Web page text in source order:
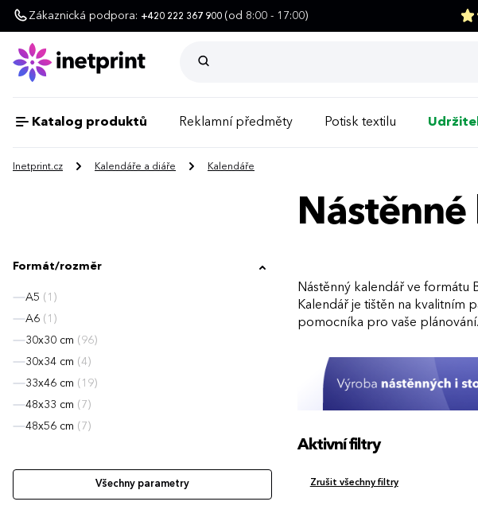
Zákaznická podpora: +420 222 367 900 (od 8:00 - 17:00)
Katalog produktů Reklamní předměty Potisk textilu
Inetprint.cz Kalendáře a diáře Kalendáře
Formát/rozměr
A5 (1)
A6 (1)
30x30 cm (96)
30x34 cm (4)
33x46 cm (19)
48x33 cm (7)
48x56 cm (7)
Všechny parametry
Nástěnný kalendář ve
Kalendář je tištěn na kvalitním
pomocníka pro vaše
Aktivní filtry
Zrušit všechny filtry